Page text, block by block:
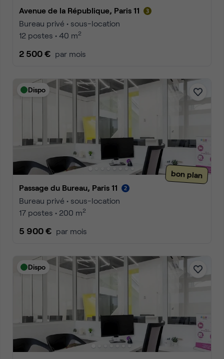
Avenue de la République, Paris 11
Bureau privé • sous-location
12 postes • 40 m2
2 500 € par mois
Dispo
bon plan
Passage du Bureau, Paris 11
Bureau privé • sous-location
17 postes • 200 m2
5 900 € par mois
Dispo